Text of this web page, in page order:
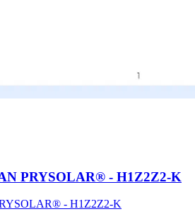
PRYSOLAR® - H1Z2Z2-K
- H1Z2Z2-K